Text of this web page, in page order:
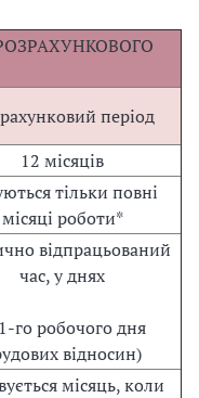
період
12 місяців
тільки повні
місяці роботи*
відпрацьований
час, у днях
го робочого дня
відносин)
місяць, коли